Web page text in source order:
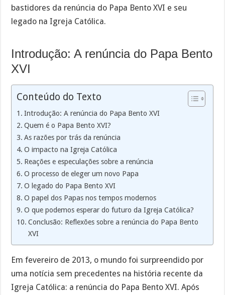
bastidores da renúncia do Papa Bento XVI e seu
legado na Igreja Católica.
Introdução: A renúncia do Papa Bento
XVI
Conteúdo do Texto
Introdução: A renúncia do Papa Bento XVI
Quem é o Papa Bento XVI?
As razões por trás da renúncia
O impacto na Igreja Católica
Reações e especulações sobre a renúncia
O processo de eleger um novo Papa
O legado do Papa Bento XVI
O papel dos Papas nos tempos modernos
O que podemos esperar do futuro da Igreja Católica?
Conclusão: Reflexões sobre a renúncia do Papa Bento
XVI
Em fevereiro de 2013, o mundo foi surpreendido por
uma notícia sem precedentes na história recente da
Igreja Católica: a renúncia do Papa Bento XVI. Após